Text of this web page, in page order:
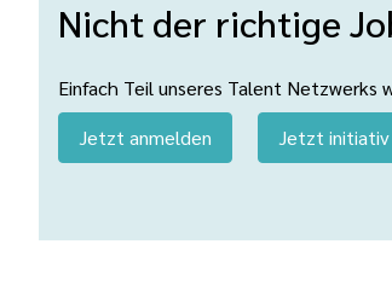
Nicht der richtige
Einfach Teil unseres Talent Netzwerks
Jetzt anmelden
Jetzt initiativ